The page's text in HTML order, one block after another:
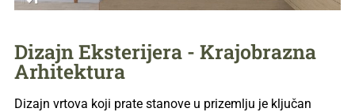
Dizajn Eksterijera - Krajobrazna
Arhitektura
Dizajn vrtova koji prate stanove u prizemlju je ključan